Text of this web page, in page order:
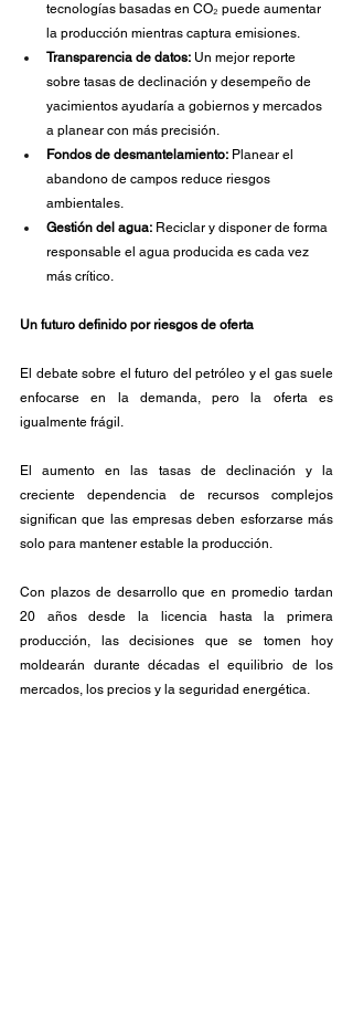
tecnologías basadas en CO₂ puede aumentar
la producción mientras captura emisiones.
Transparencia de datos: Un mejor reporte
sobre tasas de declinación y desempeño de
yacimientos ayudaría a gobiernos y mercados
a planear con más precisión.
Fondos de desmantelamiento: Planear el
abandono de campos reduce riesgos
ambientales.
Gestión del agua: Reciclar y disponer de forma
responsable el agua producida es cada vez
más crítico.
Un futuro definido por riesgos de oferta
El debate sobre el futuro del petróleo y el gas suele
enfocarse en la demanda, pero la oferta es
igualmente frágil.
El aumento en las tasas de declinación y la
creciente dependencia de recursos complejos
significan que las empresas deben esforzarse más
solo para mantener estable la producción.
Con plazos de desarrollo que en promedio tardan
20 años desde la licencia hasta la primera
producción, las decisiones que se tomen hoy
moldearán durante décadas el equilibrio de los
mercados, los precios y la seguridad energética.